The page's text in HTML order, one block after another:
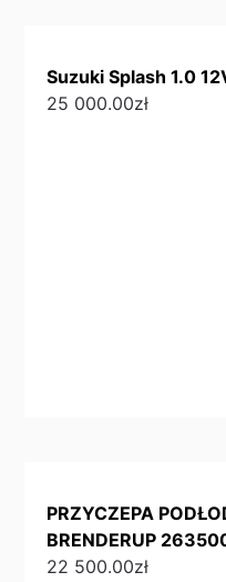
Suzuki Splash 1.0
25 000.00zł
PRZYCZEPA
BRENDERUP
22 500.00zł